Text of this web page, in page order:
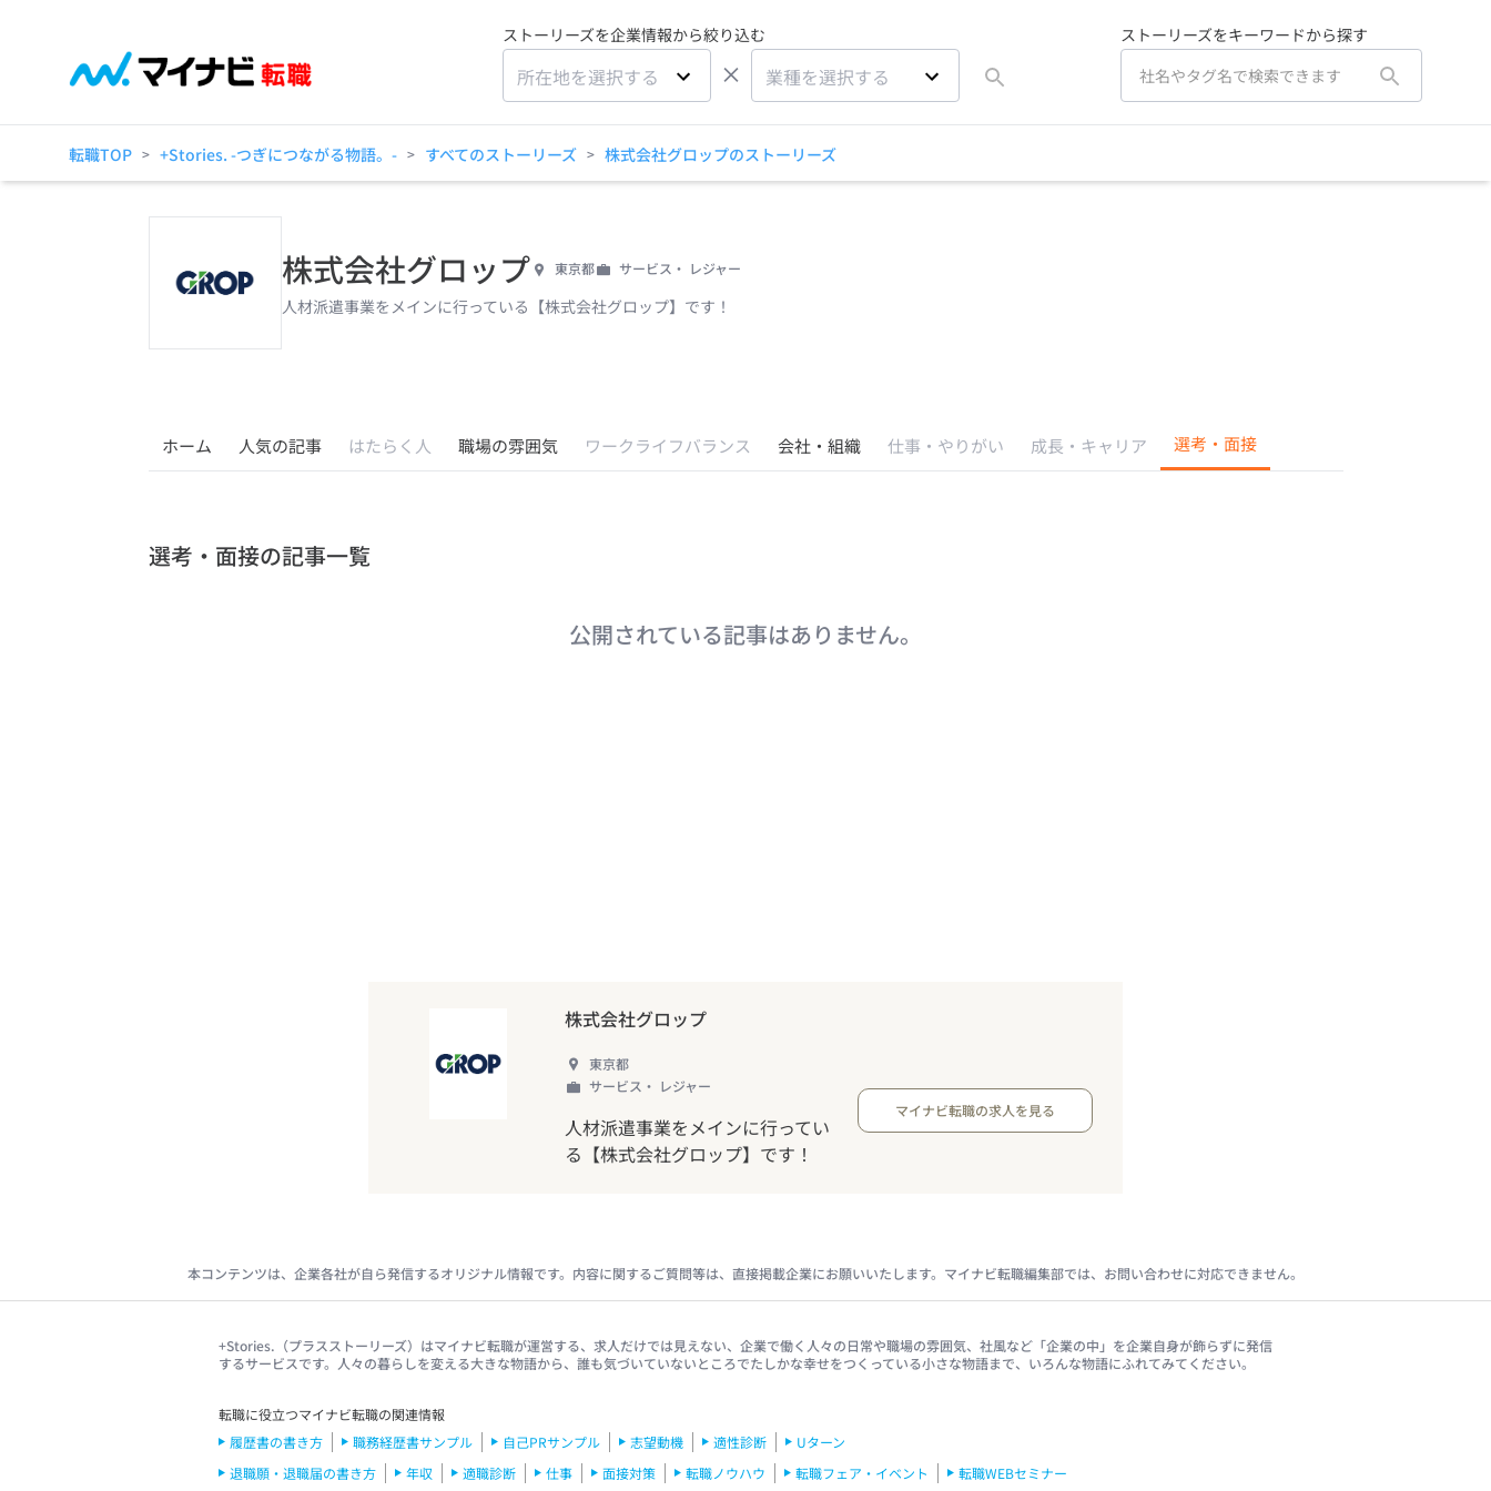
ストーリーズを企業情報から絞り込む
所在地を選択する × 業種を選択する
ストーリーズをキーワードから探す
転職TOP > +Stories. -つぎにつながる物語。- > すべてのストーリーズ > 株式会社グロップのストーリーズ
株式会社グロップ 東京都 サービス・ レジャー
人材派遣事業をメインに行っている【株式会社グロップ】です！
ホーム 人気の記事 はたらく人 職場の雰囲気 ワークライフバランス 会社・組織 仕事・やりがい 成長・キャリア 選考・面接
選考・面接の記事一覧
公開されている記事はありません。
株式会社グロップ
東京都
サービス・ レジャー
人材派遣事業をメインに行ってい
る【株式会社グロップ】です！
マイナビ転職の求人を見る
本コンテンツは、企業各社が自ら発信するオリジナル情報です。内容に関するご質問等は、直接掲載企業にお願いいたします。マイナビ転職編集部では、お問い合わせに対応できません。
+Stories.（プラスストーリーズ）はマイナビ転職が運営する、求人だけでは見えない、企業で働く人々の日常や職場の雰囲気、社風など「企業の中」を企業自身が飾らずに発信
するサービスです。人々の暮らしを変える大きな物語から、誰も気づいていないところでたしかな幸せをつくっている小さな物語まで、いろんな物語にふれてみてください。
転職に役立つマイナビ転職の関連情報
履歴書の書き方
職務経歴書サンプル 自己PRサンプル 志望動機 適性診断
Uターン
退職願・退職届の書き方
年収 適職診断 仕事 面接対策 転職ノウハウ 転職フェア・イベント 転職WEBセミナー